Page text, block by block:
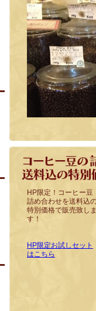
HP限定！コーヒー豆
詰め合わせを送料込
特別価格で販売致し
す！
HP限定お試しセット
はこちら